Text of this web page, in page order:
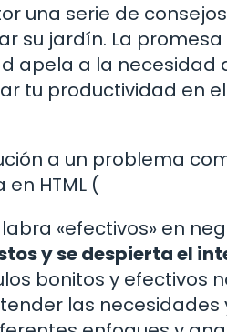
una serie de
su jardín. La
apela a la
tu productividad en
a un problema
HTML (
«efectivos» en
y se despierta el
bonitos y efectivos
las necesidades